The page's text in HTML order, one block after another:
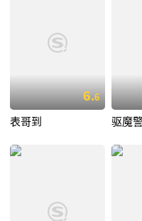
6.6
表哥到 驱魔